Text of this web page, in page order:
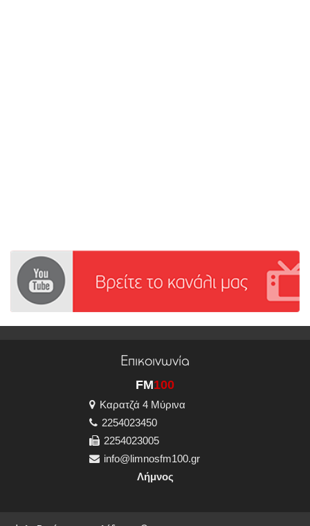
Επικοινωνία
FM100
Καρατζά 4 Μύρινα
2254023450
2254023005
info@limnosfm100.gr
Λήμνος